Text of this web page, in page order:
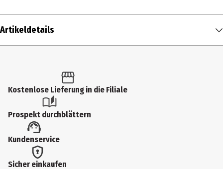
Artikeldetails
Produkttyp
Kinder- & Jugendbücher
Altersempfehlung ab
2 Jahre
Kostenlose Lieferung in die Filiale
Prospekt durchblättern
Kundenservice
Sicher einkaufen